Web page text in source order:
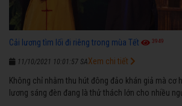
Cải lương tìm lối đi riêng trong mùa Tết 3949
11/10/2021 10:01:57 SA
Không chỉ nhằm thu hút đông đảo khán giả mà cơ
lương sáng đèn đang là thử thách lớn cho nhiều
Xem chi tiết